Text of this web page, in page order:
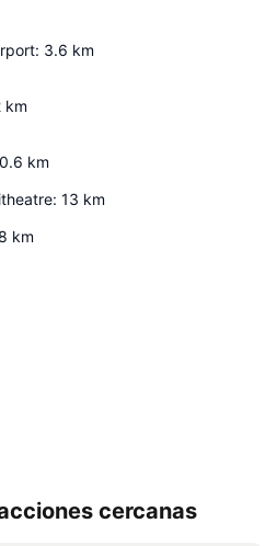
: 3.6 km
km
km
: 13 km
km
cercanas